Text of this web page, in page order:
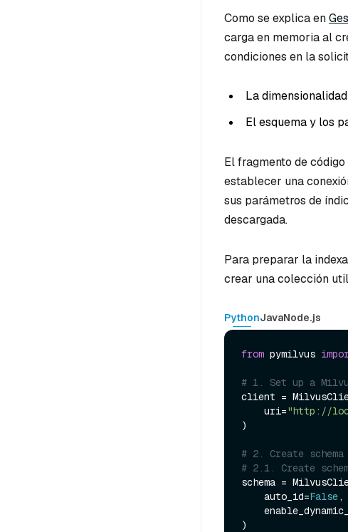
Como se explica en
carga en memoria al
condiciones en la
La
El esquema y los
El fragmento de
establecer una
sus parámetros de
descargada.
Para preparar la
crear una colección
PythonJavaNode.js
from pymilvus
# 1. Set up a
client =
    uri=
"http://
)
# 2. Create schema
# 2.1. Create
schema =
    auto_id=
False,
)